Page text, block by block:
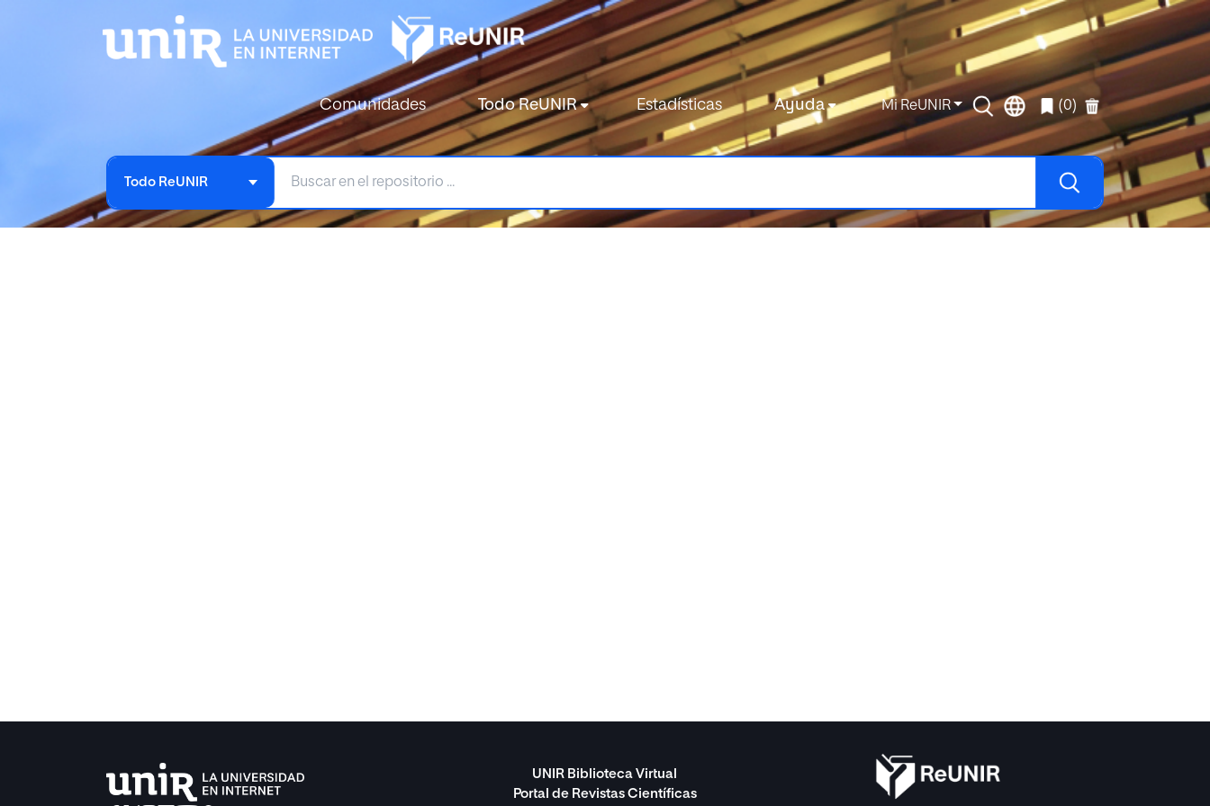
Comunidades Todo ReUNIR Estadísticas Ayuda Mi ReUNIR (0)
Todo ReUNIR
UNIR Biblioteca Virtual
Portal de Revistas Científicas